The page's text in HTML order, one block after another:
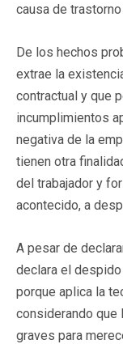
causa de
De los hechos
extrae la
contractual y que
incumplimientos
negativa de la
tienen otra
del trabajador y
acontecido, a
A pesar de
declara el
porque aplica la
considerando que
graves para